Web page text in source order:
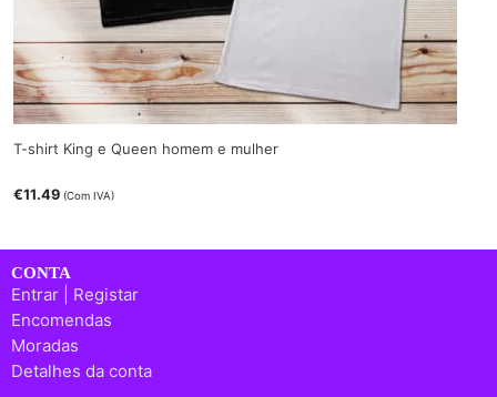
T-shirt King e Queen homem e mulher
€11.49 (Com IVA)
CONTA
Entrar | Registar
Encomendas
Moradas
Detalhes da conta